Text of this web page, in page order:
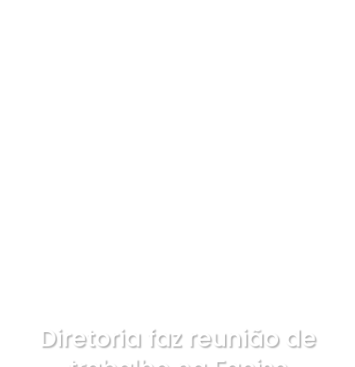
Diretoria faz reunião de